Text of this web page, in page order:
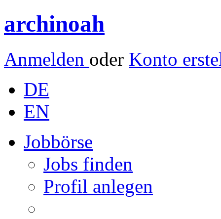
archinoah
Anmelden oder Konto
DE
EN
Jobbörse
Jobs finden
Profil anlegen